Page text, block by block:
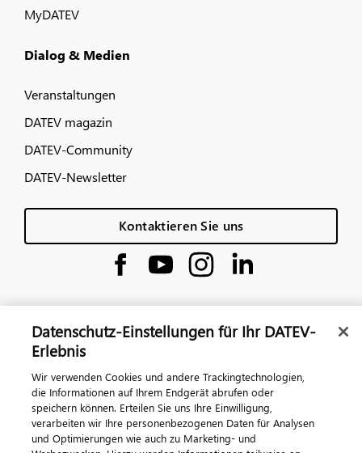
MyDATEV
Dialog & Medien
Veranstaltungen
DATEV magazin
DATEV-Community
DATEV-Newsletter
Kontaktieren Sie uns
© 2026 DATEV eG
Impressum DatenschutzAGBKontakt
Cookie-Einstellungen
Datenschutz-Einstellungen für Ihr DATEV-
Erlebnis
Wir verwenden Cookies und andere Trackingtechnologien,
die Informationen auf Ihrem Endgerät abrufen oder
speichern können. Erteilen Sie uns Ihre Einwilligung,
verarbeiten wir Ihre personenbezogenen Daten für Analysen
und Optimierungen wie auch zu Marketing- und